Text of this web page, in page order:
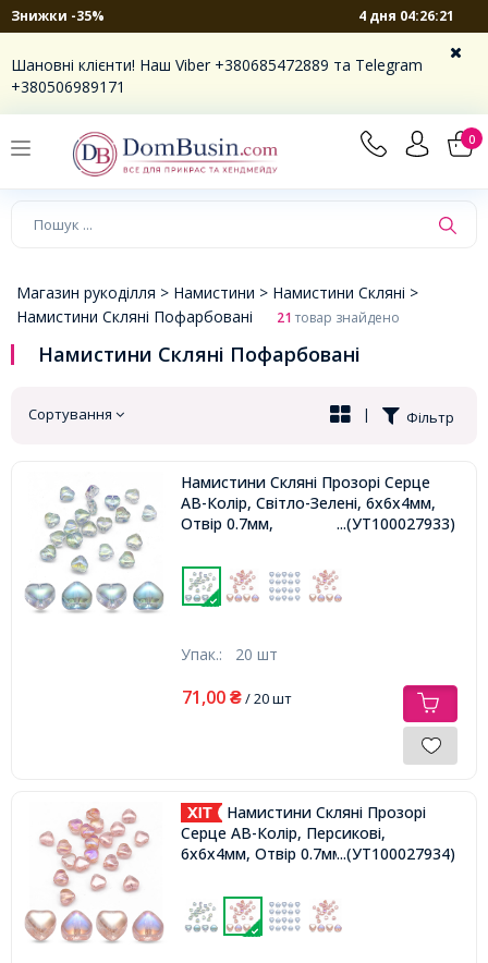
Знижки -35% 4 дня 04:26:21
Шановні клієнти! Наш Viber +380685472889 та Telegram
+380506989171
0
×
Магазин рукоділля > Намистини > Намистини Скляні >
Намистини Скляні Пофарбовані
21товар знайдено
Намистини Скляні Пофарбовані
Сортування Фільтр
|
Намистини Скляні Прозорі Серце
АВ-Колір, Світло-Зелені, 6х6х4мм,
Отвір 0.7мм,
...(УТ100027933)
Упак.: 20 шт
71,00 ₴/ 20 шт
Намистини Скляні Прозорі
Серце АВ-Колір, Персикові,
6х6х4мм, Отвір 0.7мм,...(УТ100027934)